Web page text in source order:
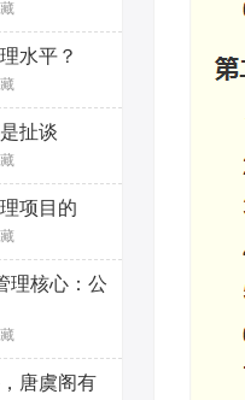
水平？
扯谈
项目的
理核心：公
唐虞阁有